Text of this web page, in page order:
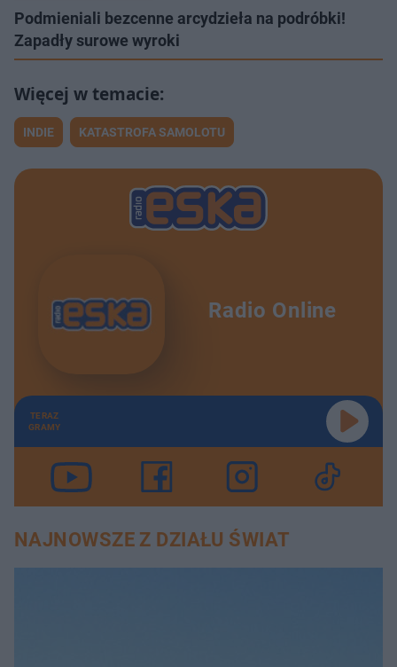
Podmieniali bezcenne arcydzieła na podróbki!
Zapadły surowe wyroki
INDIE KATASTROFA SAMOLOTU
Radio Online
TERAZ
GRAMY
NAJNOWSZE Z DZIAŁU ŚWIAT